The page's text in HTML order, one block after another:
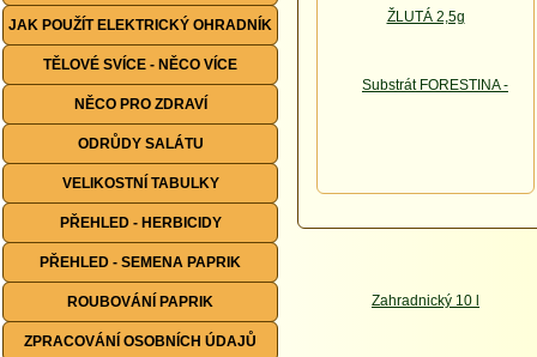
JAK POUŽÍT ELEKTRICKÝ OHRADNÍK
TĚLOVÉ SVÍCE - NĚCO VÍCE
NĚCO PRO ZDRAVÍ
ODRŮDY SALÁTU
VELIKOSTNÍ TABULKY
PŘEHLED - HERBICIDY
PŘEHLED - SEMENA PAPRIK
ROUBOVÁNÍ PAPRIK
ZPRACOVÁNÍ OSOBNÍCH ÚDAJŮ